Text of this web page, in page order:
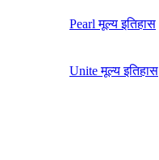
Pearl मूल्य इतिहास
Unite मूल्य इतिहास